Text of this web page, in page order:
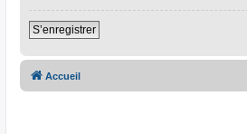
S’enregistrer
Accueil